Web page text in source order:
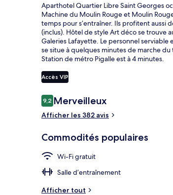
Aparthotel Quartier Libre Saint Georges
Machine du Moulin Rouge et Moulin
temps pour s’entraîner. Ils profitent aussi
(inclus). Hôtel de style Art déco se trouve
Galeries Lafayette. Le personnel serviable
se situe à quelques minutes de marche
Station de métro Pigalle est à 4 minutes.
Accès VIP
Avis
9,29,2 sur 10 –
Merveilleux
Afficher les 382 avis
Commodités populaires
Wi-Fi gratuit
Salle d’entraînement
Afficher tout